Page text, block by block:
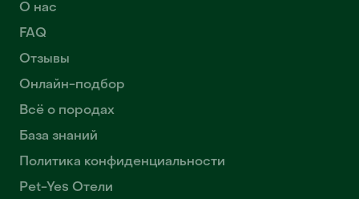
О нас
FAQ
Отзывы
Онлайн-подбор
Всё о породах
База знаний
Политика конфиденциальности
Pet-Yes Отели